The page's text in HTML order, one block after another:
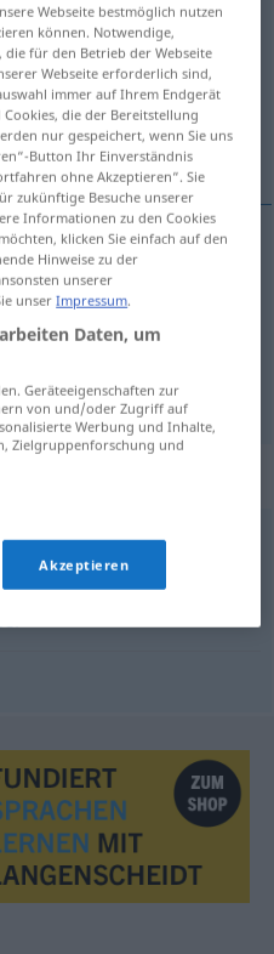
anklicken/antippen)
Webseite bestmöglich nutzen
können. Notwendige,
für den Betrieb der Webseite
Webseite erforderlich sind,
immer auf Ihrem Endgerät
die der Bereitstellung
nur gespeichert, wenn Sie uns
Button Ihr Einverständnis
ohne Akzeptieren“. Sie
zukünftige Besuche unserer
Informationen zu den Cookies
klicken Sie einfach auf den
Hinweise zu der
unserer
unserImpressum.
Daten, um
Geräteeigenschaften zur
von und/oder Zugriff auf
Werbung und Inhalte,
Zielgruppenforschung und
Akzeptieren